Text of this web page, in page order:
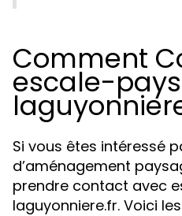
Comment
escale-
Si vous êtes intéressé
d’aménagement
prendre contact avec
laguyonniere.fr. Voici